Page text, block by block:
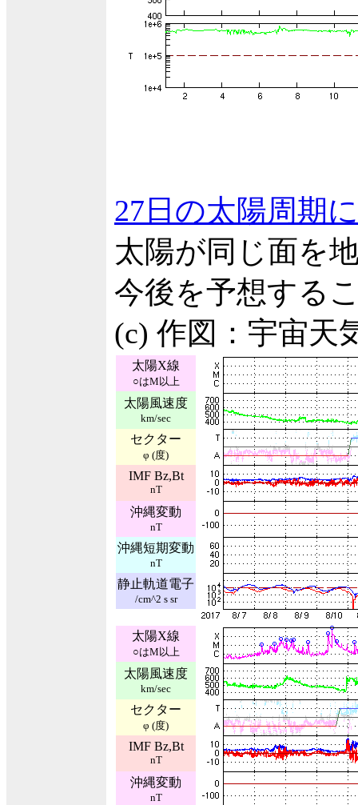
27日の太陽周期
太陽が同じ面を
今後を予想する
(c) 作図：宇宙天
太陽X線
○はM以上
太陽風速度
km/sec
セクター
φ (度)
IMF Bz,Bt
nT
沖縄変動
nT
沖縄短期変動
nT
静止軌道電子
/cm^2 s sr
太陽X線
○はM以上
太陽風速度
km/sec
セクター
φ (度)
IMF Bz,Bt
nT
沖縄変動
nT